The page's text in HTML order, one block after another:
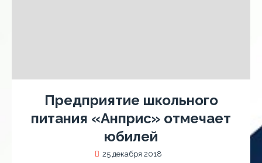
Предприятие школьного
питания «Анприс» отмечает
юбилей
25 декабря 2018